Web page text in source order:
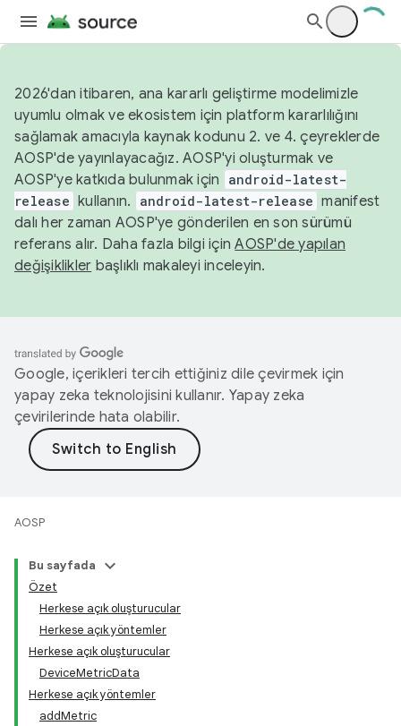
2026'dan itibaren, ana kararlı geliştirme modelimizle
uyumlu olmak ve ekosistem için platform kararlılığını
sağlamak amacıyla kaynak kodunu 2. ve 4. çeyreklerde
AOSP'de yayınlayacağız. AOSP'yi oluşturmak ve
AOSP'ye katkıda bulunmak için
android-latest-
release kullanın. android-latest-release manifest
dalı her zaman AOSP'ye gönderilen en son sürümü
referans alır. Daha fazla bilgi içinAOSP'de yapılan
değişiklikler başlıklı makaleyi inceleyin.
Google, içerikleri tercih ettiğiniz dile çevirmek için
yapay zeka teknolojisini kullanır. Yapay zeka
çevirilerinde hata olabilir.
AOSP
Bu sayfada
Özet
Herkese açık oluşturucular
Herkese açık yöntemler
Herkese açık oluşturucular
DeviceMetricData
Herkese açık yöntemler
addMetric